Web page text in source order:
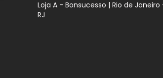
Loja A - Bonsucesso | Rio de Janeiro
RJ